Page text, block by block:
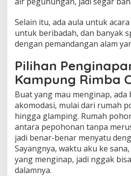
Selain itu, ada aula untuk
untuk beribadah, dan banyak
dengan pemandangan alam
Pilihan
Kampung Rimba
Buat yang mau menginap,
akomodasi, mulai dari rumah
hingga glamping. Rumah
antara pepohonan tanpa
jadi benar-benar menyatu
Sayangnya, waktu aku ke
yang menginap, jadi nggak
dalamnya.